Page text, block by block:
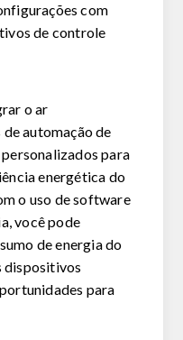
com
de controle
o ar
automação de
para
energética do
o uso de software
você pode
de energia do
dispositivos
para